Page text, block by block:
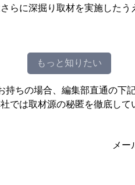
らに深掘り取材を実施した
もっと知りたい
持ちの場合、編集部直通の下
では取材源の秘匿を徹底して
メー